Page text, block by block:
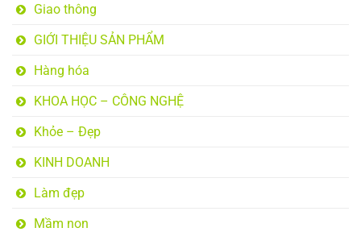
Giao thông
GIỚI THIỆU SẢN PHẨM
Hàng hóa
KHOA HỌC – CÔNG NGHỆ
Khỏe – Đẹp
KINH DOANH
Làm đẹp
Mầm non